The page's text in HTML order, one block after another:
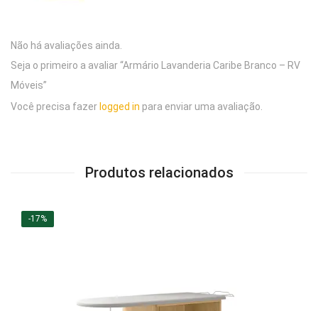
Não há avaliações ainda.
Seja o primeiro a avaliar “Armário Lavanderia Caribe Branco – RV
Móveis”
Você precisa fazer logged in para enviar uma avaliação.
Produtos relacionados
-17%